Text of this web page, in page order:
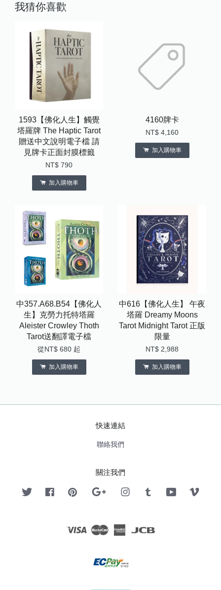
我猜你喜歡
1593【佛化人生】觸覺
塔羅牌 The Haptic Tarot
贈送中文說明電子檔 請
見牌卡正面封膜標籤
NT$ 790
加入購物車
4160牌卡
NT$ 4,160
加入購物車
中357.A68.B54【佛化人
生】克勞力托特塔羅
Aleister Crowley Thoth
Tarot送翻譯電子檔
從NT$ 680 起
加入購物車
中616【佛化人生】 午夜
塔羅 Dreamy Moons
Tarot Midnight Tarot 正版
限量
NT$ 2,988
加入購物車
快速連結
聯絡我們
關注我們
Twitter FacebookPinterest Google InstagramTumblr YouTube
Visa Master American